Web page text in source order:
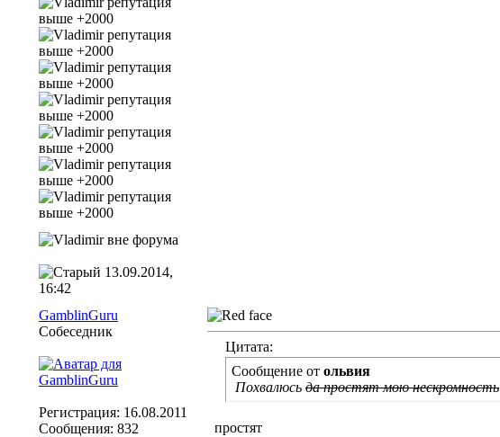
13.09.2014,
16:42
GamblinGuru
Собеседник
Регистрация: 16.08.2011
Сообщения: 832
Цитата:
Сообщение от ольвия
Похвалюсь да простят мою нескромность
простят